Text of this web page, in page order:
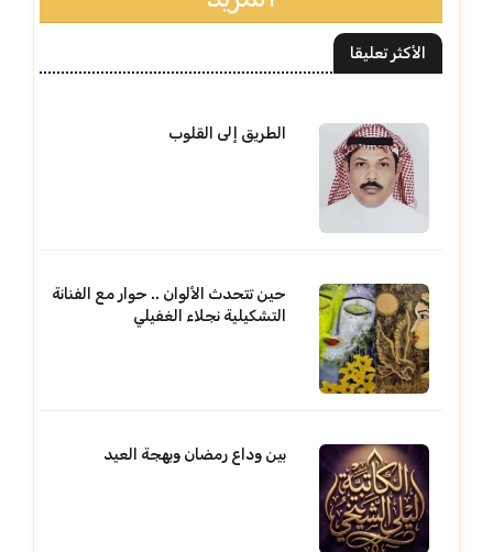
الأكثر تعليقا
الطريق إلى القلوب
حين تتحدث الألوان .. حوار مع الفنانة
التشكيلية نجلاء الغفيلي
بين وداع رمضان وبهجة العيد